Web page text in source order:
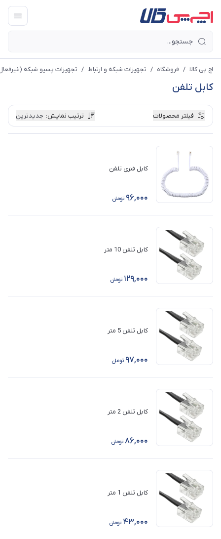
اچ پی کالا / فروشگاه / تجهیزات شبکه و ارتباط / تجهیزات پسیو شبکه
کابل تلفن
فیلتر محصولات ترتیب نمایش: جدیدترین
کابل فنری تلفن
96,000 تومان
کابل تلفن 10 متر
129,000 تومان
کابل تلفن 5 متر
97,000 تومان
کابل تلفن 2 متر
86,000 تومان
کابل تلفن 1 متر
43,000 تومان